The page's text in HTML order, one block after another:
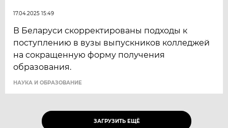
17.04.2025 15:49
В Беларуси скорректированы подходы к
поступлению в вузы выпускников колледжей
на сокращенную форму получения
образования.
НАУКА И ОБРАЗОВАНИЕ
ЗАГРУЗИТЬ ЕЩЁ